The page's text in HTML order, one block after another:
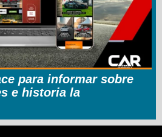
para informar sobre
e historia la